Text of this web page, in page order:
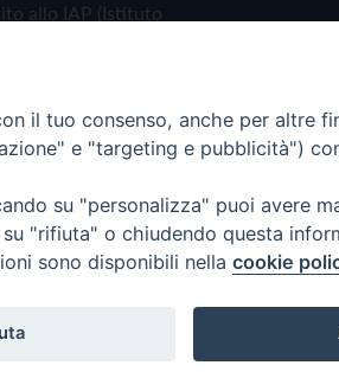
allo IAP (Istituto
il tuo consenso, anche per altre
e "targeting e pubblicità")
su "personalizza" puoi avere
"rifiuta" o chiudendo questa
sono disponibili nella cookie